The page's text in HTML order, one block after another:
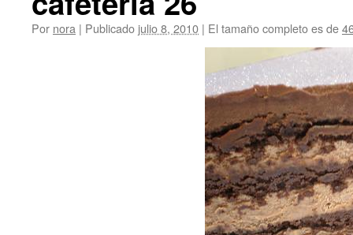
Por nora | Publicado julio 8, 2010 | El tamaño completo es de